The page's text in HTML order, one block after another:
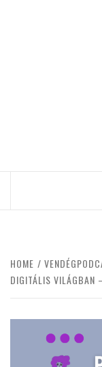
HOME
DIGITÁLIS VILÁGBAN